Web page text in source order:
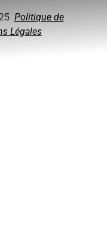
Politique de
Légales